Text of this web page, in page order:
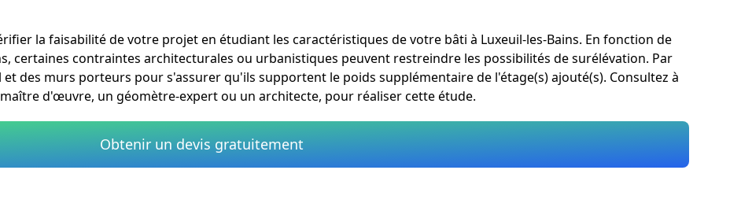
la faisabilité de votre projet en étudiant les caractéristiques de votre bâti à Luxeuil-les-Bains. En fonction de
certaines contraintes architecturales ou urbanistiques peuvent restreindre les possibilités de surélévation. Par
des murs porteurs pour s'assurer qu'ils supportent le poids supplémentaire de l'étage(s) ajouté(s). Consultez à
d'œuvre, un géomètre-expert ou un architecte, pour réaliser cette étude.
Obtenir un devis gratuitement